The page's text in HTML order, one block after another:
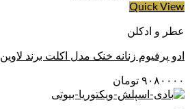
Quick View
عطر و ادکلن
ادو پرفیوم زنانه خنک مدل اکلت برند لاوین
۹۰۸۰۰۰۰ تومان